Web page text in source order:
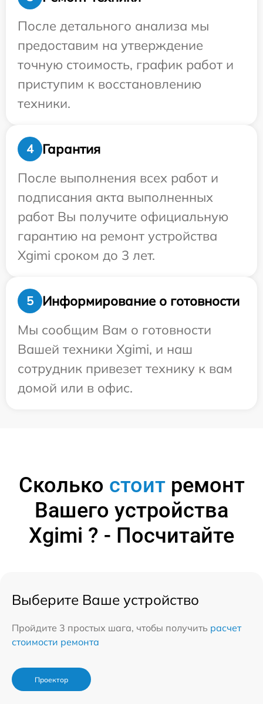
После детального анализа мы
предоставим на утверждение
точную стоимость, график работ и
приступим к восстановлению
техники.
4
Гарантия
После выполнения всех работ и
подписания акта выполненных
работ Вы получите официальную
гарантию на ремонт устройства
Xgimi сроком до 3 лет.
5
Информирование о готовности
Мы сообщим Вам о готовности
Вашей техники Xgimi, и наш
сотрудник привезет технику к вам
домой или в офис.
Сколько стоитремонт
Вашего устройства
Xgimi ? - Посчитайте
Выберите Ваше устройство
Пройдите 3 простых шага, чтобы получить расчет
стоимости ремонта
Проектор